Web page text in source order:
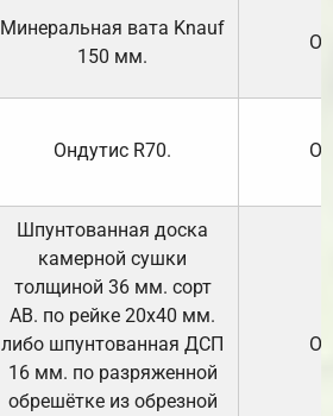
Минеральная вата Knauf
150 мм.
Ондутис R70.
Шпунтованная доска
камерной сушки
толщиной 36 мм. сорт
АВ. по рейке 20х40 мм.
либо шпунтованная ДСП
16 мм. по разряженной
обрешётке из обрезной